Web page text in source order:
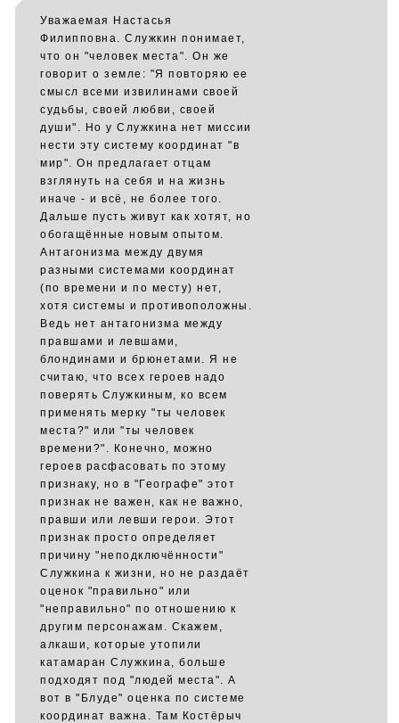
Уважаемая Настасья
Филипповна. Служкин понимает,
что он "человек места". Он же
говорит о земле: "Я повторяю ее
смысл всеми извилинами своей
судьбы, своей любви, своей
души". Но у Служкина нет миссии
нести эту систему координат "в
мир". Он предлагает отцам
взглянуть на себя и на жизнь
иначе - и всё, не более того.
Дальше пусть живут как хотят, но
обогащённые новым опытом.
Антагонизма между двумя
разными системами координат
(по времени и по месту) нет,
хотя системы и противоположны.
Ведь нет антагонизма между
правшами и левшами,
блондинами и брюнетами. Я не
считаю, что всех героев надо
поверять Служкиным, ко всем
применять мерку "ты человек
места?" или "ты человек
времени?". Конечно, можно
героев расфасовать по этому
признаку, но в "Географе" этот
признак не важен, как не важно,
правши или левши герои. Этот
признак просто определяет
причину "неподключённости"
Служкина к жизни, но не раздаёт
оценок "правильно" или
"неправильно" по отношению к
другим персонажам. Скажем,
алкаши, которые утопили
катамаран Служкина, больше
подходят под "людей места". А
вот в "Блуде" оценка по системе
координат важна. Там Костёрыч